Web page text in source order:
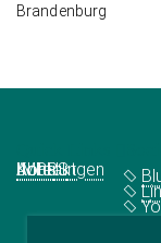
Brandenburg
Abteilungen
IMPRS
Jobs
Kontakt